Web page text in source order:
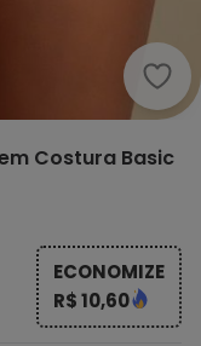
Costura Basic
ECONOMIZE
R$ 10,60